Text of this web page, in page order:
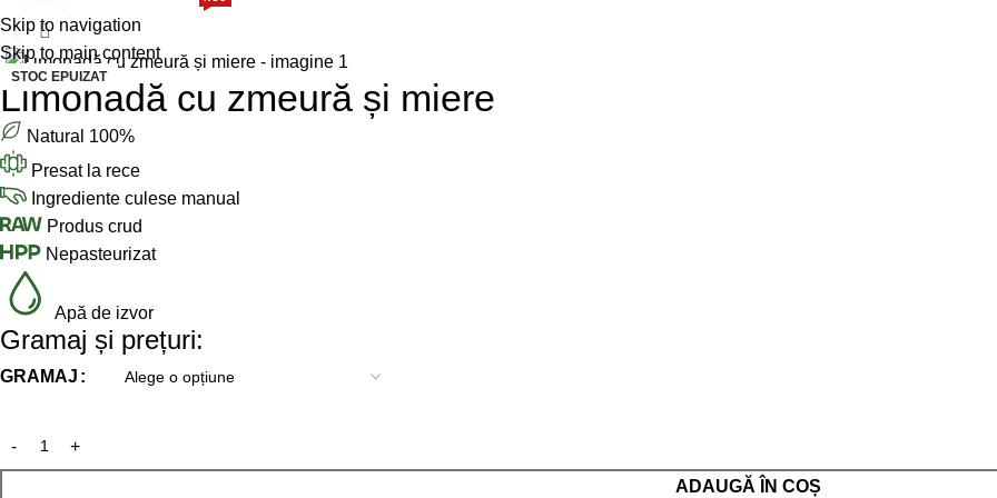
Skip to navigation
Skip to main content
SucuriPulpă 100%
STOC EPUIZAT
Mărește imaginea
Limonadă cu zmeură și miere
Natural 100%
Presat la rece
Ingrediente culese manual
Produs crud
Nepasteurizat
Apă de izvor
Gramaj și prețuri:
GRAMAJ
ADAUGĂ ÎN COȘ